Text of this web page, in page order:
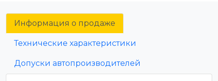
Информация о продаже
Технические характеристики
Допуски автопроизводителей